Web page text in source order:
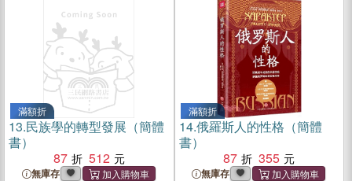
滿額折
13.民族學的轉型發展（簡體
書）
87
512
無庫存
滿額折
14.俄羅斯人的性格（簡體
書）
87
355
無庫存